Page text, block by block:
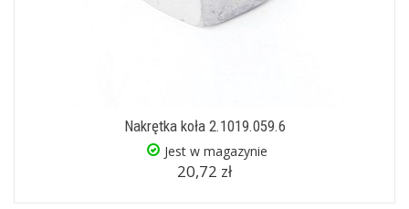
Nakrętka koła 2.1019.059.6
Jest w magazynie
20,72 zł